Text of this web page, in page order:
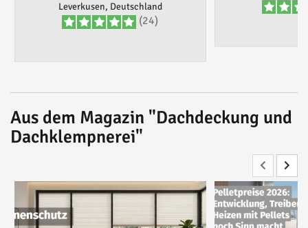
Leverkusen, Deutschland
(24)
Aus dem Magazin "Dachdeckung und
Dachklempnerei"